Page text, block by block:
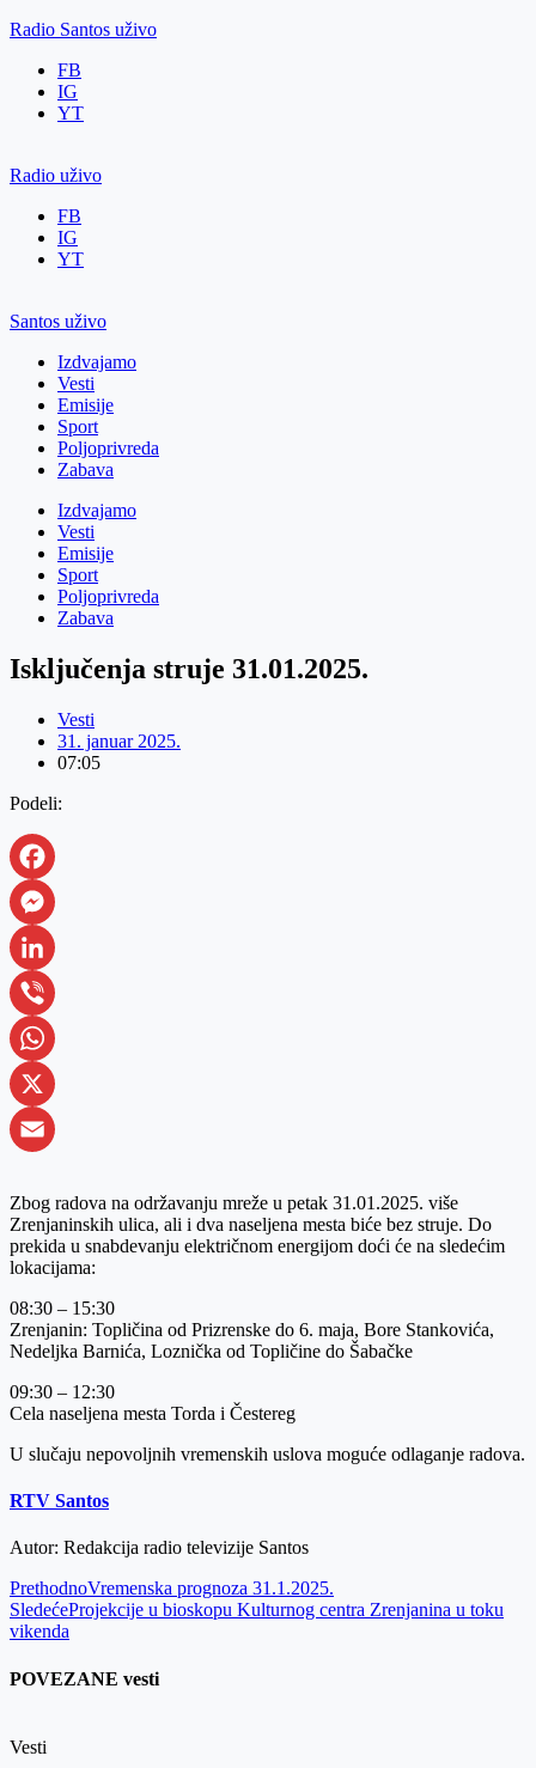
Radio Santos uživo
FB
IG
YT
Radio uživo
FB
IG
YT
Santos uživo
Izdvajamo
Vesti
Emisije
Sport
Poljoprivreda
Zabava
Izdvajamo
Vesti
Emisije
Sport
Poljoprivreda
Zabava
Isključenja struje 31.01.2025.
Vesti
31. januar 2025.
07:05
Podeli:
Facebook
Messenger
LinkedIn
Viber
WhatsApp
X
Zbog radova na održavanju mreže u petak 31.01.2025. više
Zrenjaninskih ulica, ali i dva naseljena mesta biće bez struje. Do
prekida u snabdevanju električnom energijom doći će na sledećim
lokacijama:
08:30 – 15:30
Zrenjanin: Topličina od Prizrenske do 6. maja, Bore Stankovića,
Nedeljka Barnića, Loznička od Topličine do Šabačke
09:30 – 12:30
Cela naseljena mesta Torda i Čestereg
U slučaju nepovoljnih vremenskih uslova moguće odlaganje radova.
RTV Santos
Autor: Redakcija radio televizije Santos
PrethodnoVremenska prognoza 31.1.2025.
SledećeProjekcije u bioskopu Kulturnog centra Zrenjanina u toku
vikenda
POVEZANE vesti
Vesti